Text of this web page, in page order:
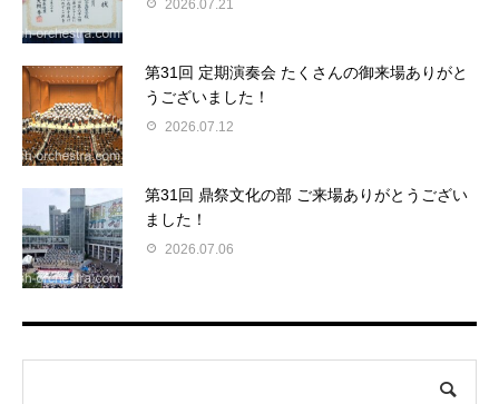
2026.07.21
第31回 定期演奏会 たくさんの御来場ありがと
うございました！
2026.07.12
第31回 鼎祭文化の部 ご来場ありがとうござい
ました！
2026.07.06